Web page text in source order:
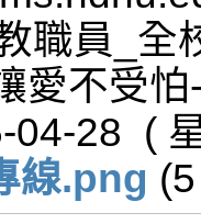
職員_全
愛不受
28  (
線.png